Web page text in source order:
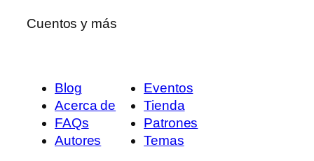
Cuentos y más
Blog
Acerca de
FAQs
Autores
Eventos
Tienda
Patrones
Temas